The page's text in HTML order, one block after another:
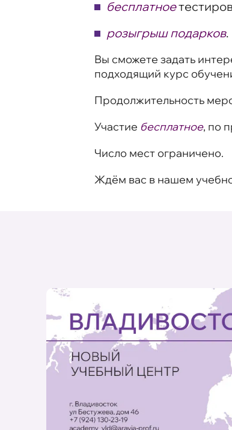
бесплатное
розыгрыш подарков.
Вы сможете задать
подходящий курс
Продолжительность
Участие бесплатное, по
Число мест ограничено.
Ждём вас в нашем